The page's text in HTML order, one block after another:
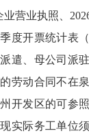
业营业执照、
度开票统计表
遣、母公司派
劳动合同不在
开发区的可参
实际务工单位